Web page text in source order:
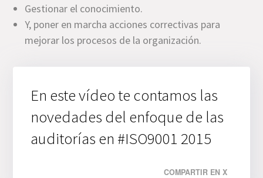
Gestionar el conocimiento.
Y, poner en marcha acciones correctivas para
mejorar los procesos de la organización.
En este vídeo te contamos las
novedades del enfoque de las
auditorías en #ISO9001 2015
COMPARTIR EN X